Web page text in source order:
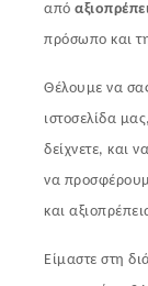
από
πρόσωπο και
Θέλουμε να
ιστοσελίδα
δείχνετε, και
να
και
Είμαστε στη